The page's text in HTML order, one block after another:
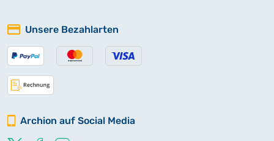
Unsere Bezahlarten
Archion auf Social Media